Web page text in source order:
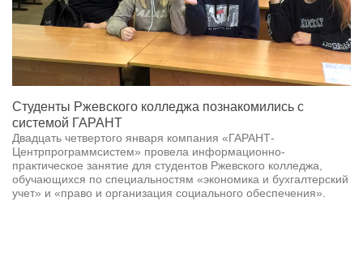
Студенты Ржевского колледжа познакомились с
системой ГАРАНТ
Двадцать четвертого января компания «ГАРАНТ-
Центрпрограммсистем» провела информационно-
практическое занятие для студентов Ржевского колледжа,
обучающихся по специальностям «экономика и бухгалтерский
учет» и «право и организация социального обеспечения».